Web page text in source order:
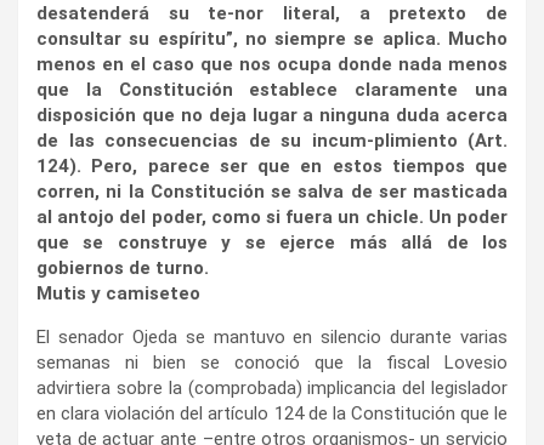
desatenderá su te-nor literal, a pretexto de
consultar su espíritu”, no siempre se aplica. Mucho
menos en el caso que nos ocupa donde nada menos
que la Constitución establece claramente una
disposición que no deja lugar a ninguna duda acerca
de las consecuencias de su incum-plimiento (Art.
124). Pero, parece ser que en estos tiempos que
corren, ni la Constitución se salva de ser masticada
al antojo del poder, como si fuera un chicle. Un poder
que se construye y se ejerce más allá de los
gobiernos de turno.
Mutis y camiseteo
El senador Ojeda se mantuvo en silencio durante varias
semanas ni bien se conoció que la fiscal Lovesio
advirtiera sobre la (comprobada) implicancia del legislador
en clara violación del artículo 124 de la Constitución que le
veta de actuar ante –entre otros organismos- un servicio